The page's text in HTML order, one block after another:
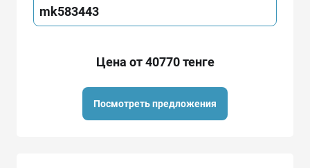
mk583443
Цена от 40770 тенге
Посмотреть предложения